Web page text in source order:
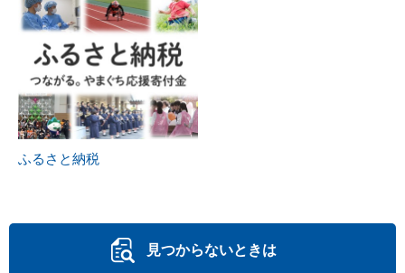
ふるさと納税
見つからないときは